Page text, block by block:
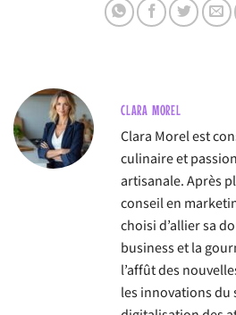
CLARA MOREL
Clara Morel est
culinaire et
artisanale. Après
conseil en
choisi d’allier sa
business et la
l’affût des
les innovations du